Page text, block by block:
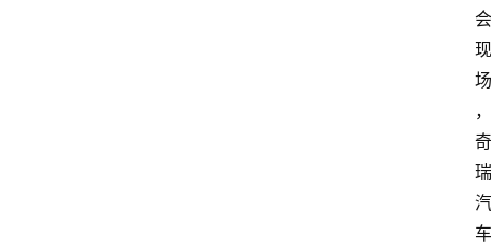
会
现
场
，
奇
瑞
汽
车